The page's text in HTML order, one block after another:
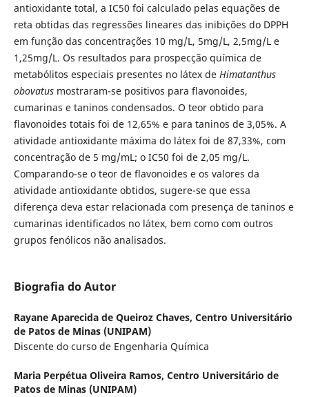
antioxidante total, a IC50 foi calculado pelas equações de
reta obtidas das regressões lineares das inibições do DPPH
em função das concentrações 10 mg/L, 5mg/L, 2,5mg/L e
1,25mg/L. Os resultados para prospecção química de
metabólitos especiais presentes no látex de Himatanthus
obovatusmostraram-se positivos para flavonoides,
cumarinas e taninos condensados. O teor obtido para
flavonoides totais foi de 12,65% e para taninos de 3,05%. A
atividade antioxidante máxima do látex foi de 87,33%, com
concentração de 5 mg/mL; o IC50 foi de 2,05 mg/L.
Comparando-se o teor de flavonoides e os valores da
atividade antioxidante obtidos, sugere-se que essa
diferença deva estar relacionada com presença de taninos e
cumarinas identificados no látex, bem como com outros
grupos fenólicos não analisados.
Biografia do Autor
Rayane Aparecida de Queiroz Chaves, Centro Universitário
de Patos de Minas (UNIPAM)
Discente do curso de Engenharia Química
Maria Perpétua Oliveira Ramos, Centro Universitário de
Patos de Minas (UNIPAM)